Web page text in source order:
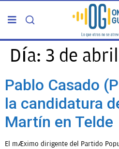
PORTADA
TELDE
GRAN CANARIA
Día: 3 de
Pablo Casado
la candidatura
Martín en Telde
El máximo dirigente del Partido